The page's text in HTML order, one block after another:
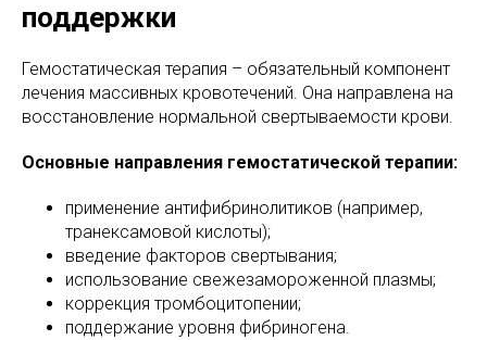
поддержки
Гемостатическая терапия – обязательный компонент
лечения массивных кровотечений. Она направлена на
восстановление нормальной свертываемости крови.
Основные направления гемостатической терапии:
применение антифибринолитиков (например,
транексамовой кислоты);
введение факторов свертывания;
использование свежезамороженной плазмы;
коррекция тромбоцитопении;
поддержание уровня фибриногена.